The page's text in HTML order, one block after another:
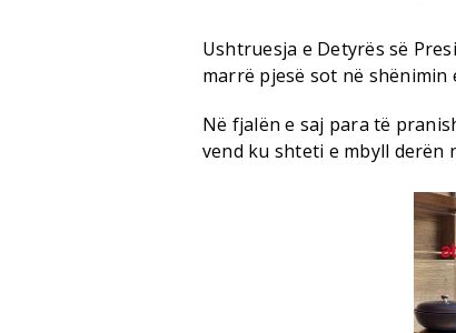
Ushtruesja e Detyrës së
marrë pjesë sot në
Në fjalën e saj para të
vend ku shteti e mbyll derën